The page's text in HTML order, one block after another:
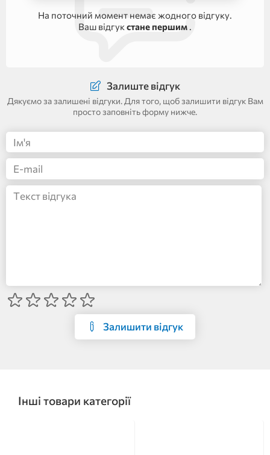
На поточний момент немає жодного відгуку.
Ваш відгук стане першим .
Залиште відгук
Дякуємо за залишені відгуки. Для того, щоб залишити відгук Вам
просто заповніть форму нижче.
Залишити відгук
Інші товари категорії